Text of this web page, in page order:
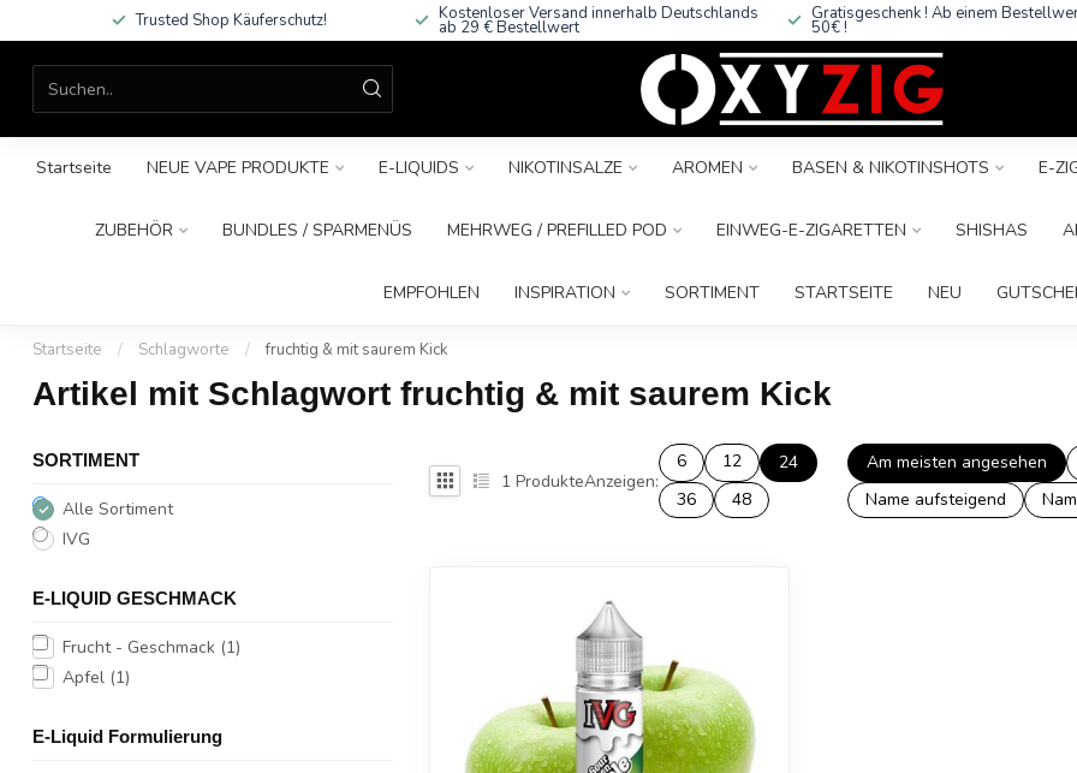
Trusted Shop Käuferschutz! Kostenloser Versand innerhalb Deutschlands
ab 29 € Bestellwert
Gratisgeschenk ! Ab einem
50€ !
Startseite NEUE VAPE PRODUKTE E-LIQUIDS NIKOTINSALZE AROMEN BASEN & NIKOTINSHOTS E-
ZUBEHÖR BUNDLES / SPARMENÜS MEHRWEG / PREFILLED POD EINWEG-E-ZIGARETTEN SHISHAS
EMPFOHLEN INSPIRATION SORTIMENT STARTSEITE NEU
Startseite / Schlagworte / fruchtig & mit saurem Kick
Artikel mit Schlagwort fruchtig & mit saurem Kick
SORTIMENT
Alle Sortiment
IVG
E-LIQUID GESCHMACK
Frucht - Geschmack (1)
Apfel (1)
E-Liquid Formulierung
1 ProdukteAnzeigen:
6 12
24
36
48
Am meisten angesehen
Name aufsteigend